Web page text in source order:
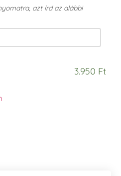
azt írd az alábbi
3.950 Ft